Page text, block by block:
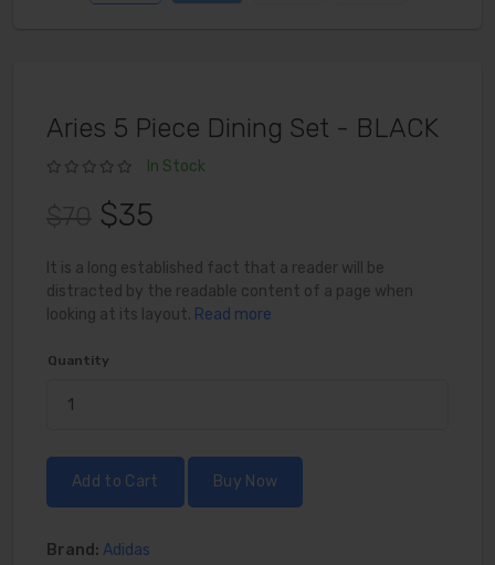
Aries 5 Piece Dining Set - BLACK
In Stock
$35
It is a long established fact that a reader will be
distracted by the readable content of a page when
looking at its layout. Read more
Quantity
Add to Cart Buy Now
Brand: Adidas